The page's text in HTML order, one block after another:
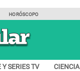
HORÓSCOPO
Y SERIES TV CIENCIA